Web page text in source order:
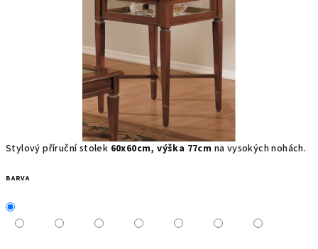
Stylový příruční stolek 60x60cm, výška 77cm na vysokých nohách.
BARVA